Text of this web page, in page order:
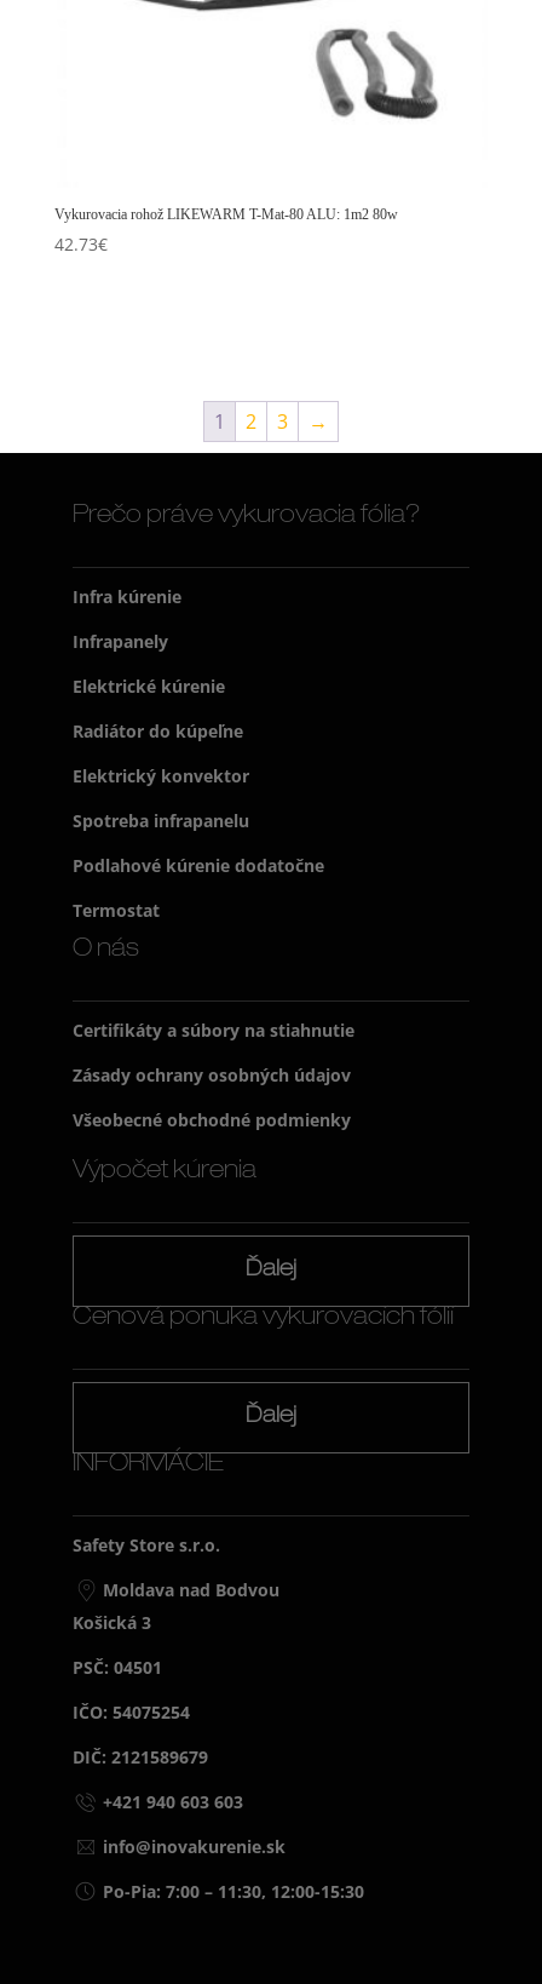
Vykurovacia rohož LIKEWARM T-Mat-80 ALU: 1m2 80w
42.73€
1 2 3 →
Prečo práve vykurovacia fólia?
Infra kúrenie
Infrapanely
Elektrické kúrenie
Radiátor do kúpeľne
Elektrický konvektor
Spotreba infrapanelu
Podlahové kúrenie dodatočne
Termostat
O nás
Certifikáty a súbory na stiahnutie
Zásady ochrany osobných údajov
Všeobecné obchodné podmienky
Výpočet kúrenia
Ďalej
Cenová ponuka vykurovacích fólií
Ďalej
INFORMÁCIE
Safety Store s.r.o.
Moldava nad Bodvou
Košická 3
PSČ: 04501
IČO: 54075254
DIČ: 2121589679
+421 940 603 603
info@inovakurenie.sk
Po-Pia: 7:00 – 11:30, 12:00-15:30